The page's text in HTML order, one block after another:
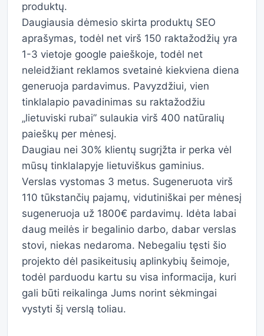
produktų.
Daugiausia dėmesio skirta produktų SEO
aprašymas, todėl net virš 150 raktažodžių yra
1-3 vietoje google paieškoje, todėl net
neleidžiant reklamos svetainė kiekviena diena
generuoja pardavimus. Pavyzdžiui, vien
tinklalapio pavadinimas su raktažodžiu
„lietuviski rubai” sulaukia virš 400 natūralių
paieškų per mėnesį.
Daugiau nei 30% klientų sugrįžta ir perka vėl
mūsų tinklalapyje lietuviškus gaminius.
Verslas vystomas 3 metus. Sugeneruota virš
110 tūkstančių pajamų, vidutiniškai per mėnesį
sugeneruoja už 1800€ pardavimų. Idėta labai
daug meilės ir begalinio darbo, dabar verslas
stovi, niekas nedaroma. Nebegaliu tęsti šio
projekto dėl pasikeitusių aplinkybių šeimoje,
todėl parduodu kartu su visa informacija, kuri
gali būti reikalinga Jums norint sėkmingai
vystyti šį verslą toliau.